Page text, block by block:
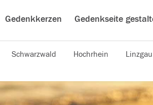
Gedenkkerzen Gedenkseite
Schwarzwald Hochrhein Linzgau